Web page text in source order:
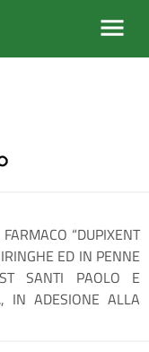
“DUPIXENT
ED IN PENNE
SANTI PAOLO E
IN ADESIONE ALLA